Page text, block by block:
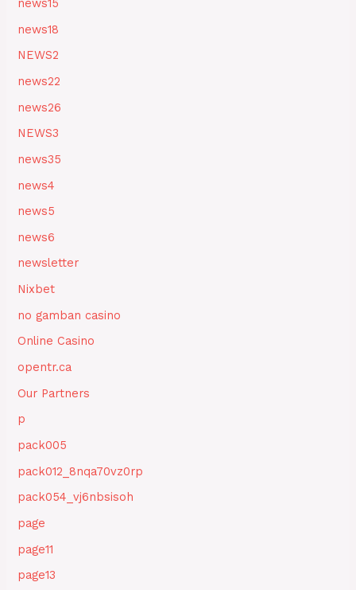
news15
news18
NEWS2
news22
news26
NEWS3
news35
news4
news5
news6
newsletter
Nixbet
no gamban casino
Online Casino
opentr.ca
Our Partners
p
pack005
pack012_8nqa70vz0rp
pack054_vj6nbsisoh
page
page11
page13